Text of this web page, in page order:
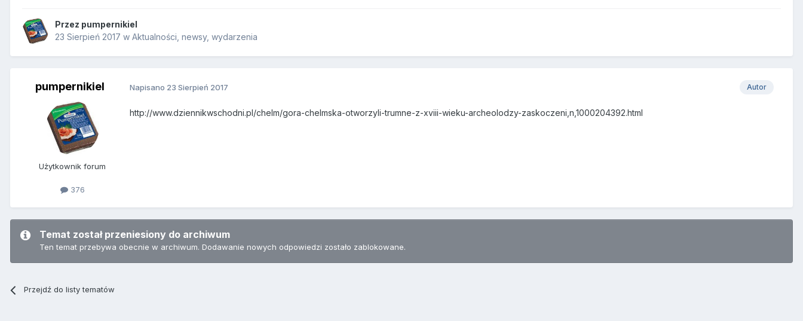
Przez pumpernikiel
23 Sierpień 2017 w Aktualności, newsy, wydarzenia
pumpernikiel
Użytkownik forum
376
Autor
Napisano 23 Sierpień 2017
http://www.dziennikwschodni.pl/chelm/gora-chelmska-otworzyli-trumne-z-xviii-wieku-archeolodzy-zaskoczeni,n,1000204392.html
Temat został przeniesiony do archiwum
Ten temat przebywa obecnie w archiwum. Dodawanie nowych odpowiedzi zostało zablokowane.
Przejdź do listy tematów